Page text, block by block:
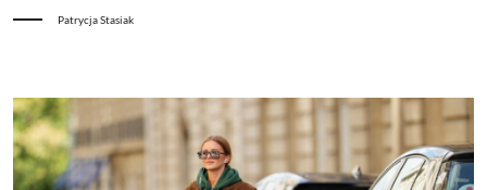
Patrycja Stasiak